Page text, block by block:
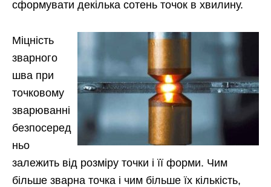
сформувати декілька сотень точок в хвилину.
Міцність
зварного
шва при
точковому
зварюванні
безпосеред
ньо
залежить від розміру точки і її форми. Чим
більше зварна точка і чим більше їх кількість,